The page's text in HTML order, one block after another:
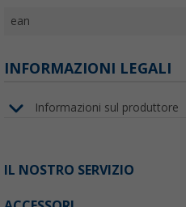
ean
INFORMAZIONI LEGALI
Informazioni sul produttore
IL NOSTRO SERVIZIO